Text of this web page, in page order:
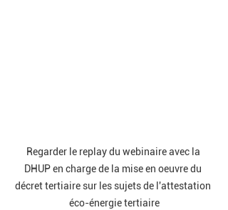
Regarder le replay du webinaire avec la
DHUP en charge de la mise en oeuvre du
décret tertiaire sur les sujets de l'attestation
éco-énergie tertiaire